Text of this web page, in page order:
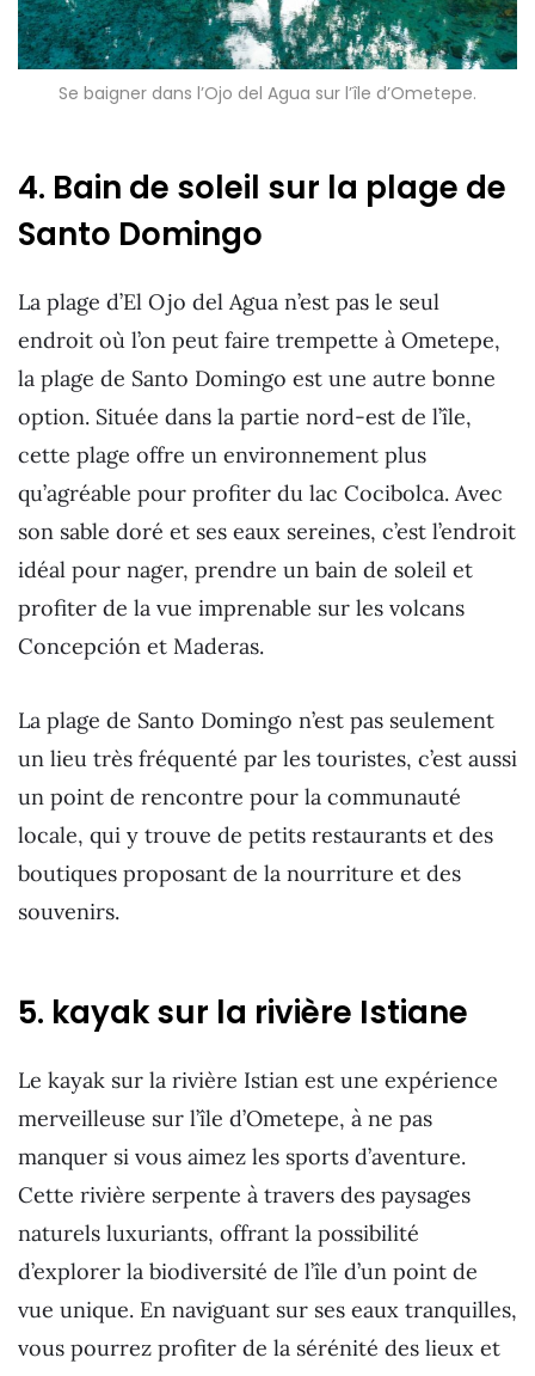
Se baigner dans l’Ojo del Agua sur l’île d’Ometepe.
4. Bain de soleil sur la plage de
Santo Domingo
La plage d’El Ojo del Agua n’est pas le seul
endroit où l’on peut faire trempette à Ometepe,
la plage de Santo Domingo est une autre bonne
option. Située dans la partie nord-est de l’île,
cette plage offre un environnement plus
qu’agréable pour profiter du lac Cocibolca. Avec
son sable doré et ses eaux sereines, c’est l’endroit
idéal pour nager, prendre un bain de soleil et
profiter de la vue imprenable sur les volcans
Concepción et Maderas.
La plage de Santo Domingo n’est pas seulement
un lieu très fréquenté par les touristes, c’est aussi
un point de rencontre pour la communauté
locale, qui y trouve de petits restaurants et des
boutiques proposant de la nourriture et des
souvenirs.
5. kayak sur la rivière Istiane
Le kayak sur la rivière Istian est une expérience
merveilleuse sur l’île d’Ometepe, à ne pas
manquer si vous aimez les sports d’aventure.
Cette rivière serpente à travers des paysages
naturels luxuriants, offrant la possibilité
d’explorer la biodiversité de l’île d’un point de
vue unique. En naviguant sur ses eaux tranquilles,
vous pourrez profiter de la sérénité des lieux et